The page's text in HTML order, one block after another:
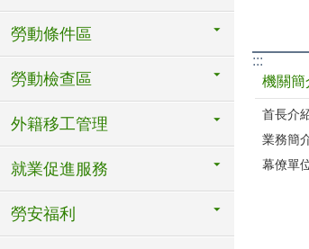
勞動條件區
勞動檢查區
外籍移工管理
就業促進服務
勞安福利
:::
機關簡
首長介
業務簡
幕僚單